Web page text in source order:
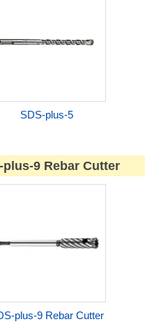
SDS-plus-5
plus-9 Rebar Cutter
plus-9 Rebar Cutter